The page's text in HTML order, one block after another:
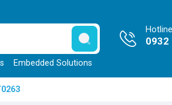
Embedded Solutions
Hotline
0932